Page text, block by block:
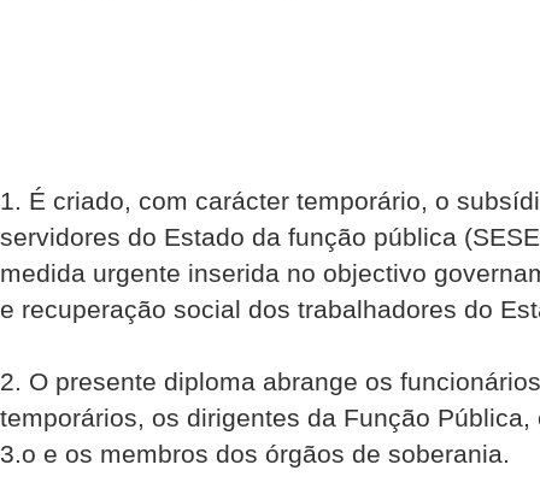
1. É criado, com carácter temporário, o
servidores do Estado da função pública
medida urgente inserida no objectivo
e recuperação social dos trabalhadores do
2. O presente diploma abrange os
temporários, os dirigentes da Função
3.o e os membros dos órgãos de soberania.